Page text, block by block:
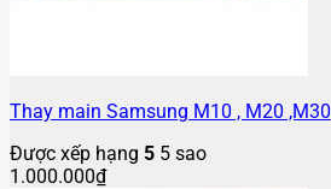
Thay main Samsung M10 , M20 ,M30
Được xếp hạng 5 5 sao
1.000.000₫